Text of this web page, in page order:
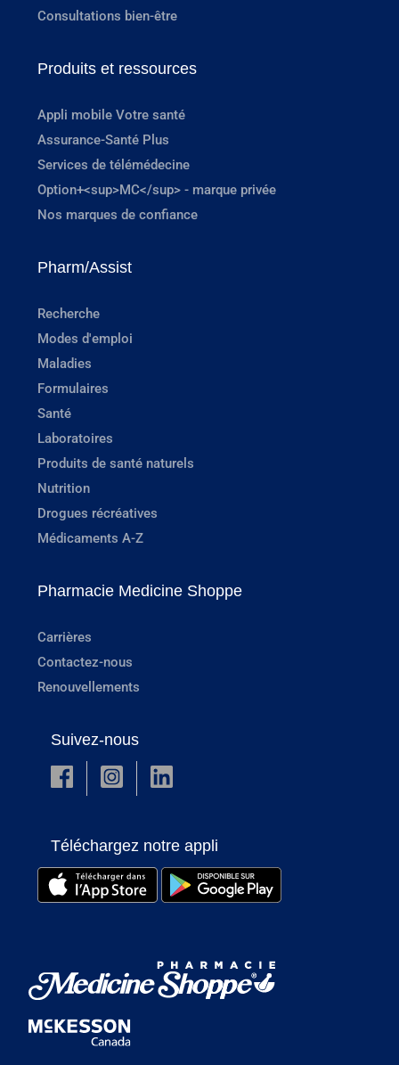
Consultations bien-être
Produits et ressources
Appli mobile Votre santé
Assurance-Santé Plus
Services de télémédecine
Option+<sup>MC</sup> - marque privée
Nos marques de confiance
Pharm/Assist
Recherche
Modes d'emploi
Maladies
Formulaires
Santé
Laboratoires
Produits de santé naturels
Nutrition
Drogues récréatives
Médicaments A-Z
Pharmacie Medicine Shoppe
Carrières
Contactez-nous
Renouvellements
Suivez-nous
Téléchargez notre appli